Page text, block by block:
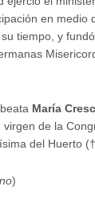
en medio
tiempo, y
María
virgen de la
del Huerto
)